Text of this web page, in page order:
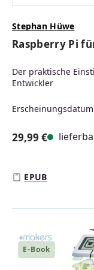
Stephan Hüwe
Raspberry Pi
Der praktische
Entwickler
29,99 €
EPUB
E-Book